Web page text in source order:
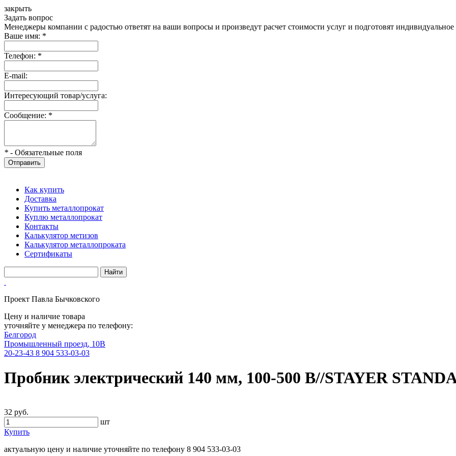
закрыть
Задать вопрос
Менеджеры компании с радостью ответят на ваши вопросы и произведут расчет стоимости услуг и подготовят
Ваше имя: *
Телефон: *
E-mail:
Интересующий товар/услуга:
Сообщение: *
* - Обязательные поля
Отправить
Как купить
Доставка
Купить металлопрокат
Куплю металлопрокат
Контакты
Калькулятор метизов
Калькулятор металлопроката
Сертификаты
Проект Павла Бычковского
Цену и наличие товара
уточняйте у менеджера по телефону:
Белгород
Промышленный проезд, 10В
20-23-43 8 904 533-03-03
Пробник электрический 140 мм, 100-500 В//STAYER
32 руб.
шт
Купить
актуальную цену и наличие уточняйте по телефону 8 904 533-03-03